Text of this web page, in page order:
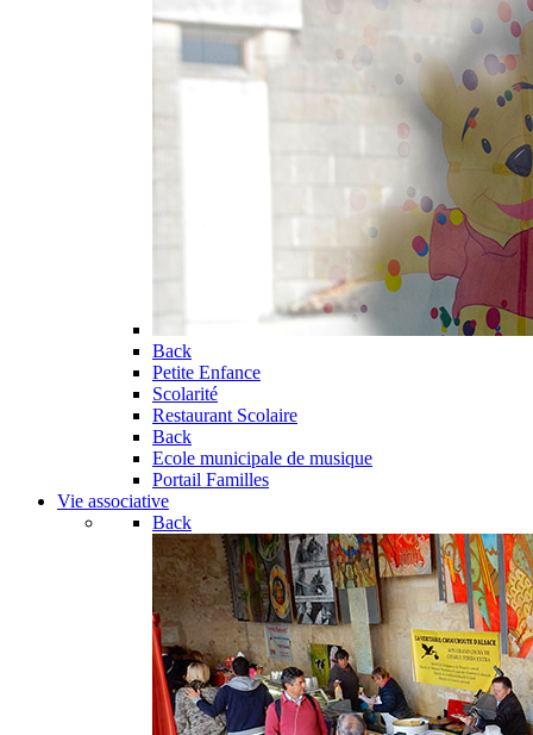
Back
Petite Enfance
Scolarité
Restaurant Scolaire
Back
Ecole municipale de musique
Portail Familles
Vie associative
Back